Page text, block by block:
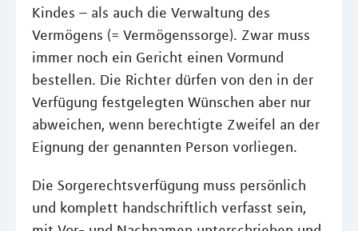
Kindes – als auch die Verwaltung des
Vermögens (= Vermögenssorge). Zwar muss
immer noch ein Gericht einen Vormund
bestellen. Die Richter dürfen von den in der
Verfügung festgelegten Wünschen aber nur
abweichen, wenn berechtigte Zweifel an der
Eignung der genannten Person vorliegen.
Die Sorgerechtsverfügung muss persönlich
und komplett handschriftlich verfasst sein,